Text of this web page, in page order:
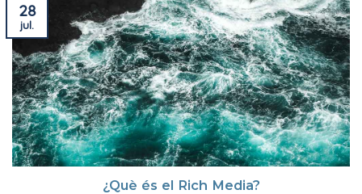
¿Què és el Rich Media?
28
jul.